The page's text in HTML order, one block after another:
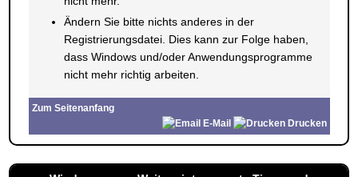
Ändern Sie bitte nichts anderes in der
Registrierungsdatei. Dies kann zur Folge haben,
dass Windows und/oder Anwendungsprogramme
nicht mehr richtig arbeiten.
Zum Seitenanfang
E-Mail
Drucken